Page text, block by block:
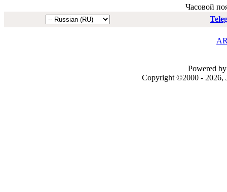
Часовой
Powered
Copyright ©2000 - 2026,